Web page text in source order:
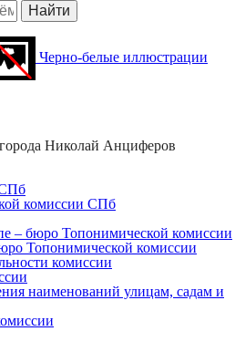
Черно-белые иллюстрации
Николай Анциферов
комиссии СПб
– бюро Топонимической комиссии
Топонимической комиссии
комиссии
наименований улицам, садам и